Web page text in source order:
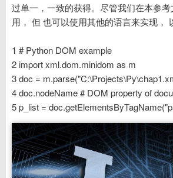
过单一，一致的获得。尽管我们在本参
用， 但 也可以使用其他的语言来实现，
1 # Python DOM example
2 import xml.dom.minidom as m
3 doc =
4 doc.nodeName # DOM property of
5 p_list =